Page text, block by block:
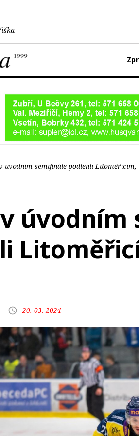
úvodním semifinále podlehli Litoměřicím,
úvodním
20. 03. 2024